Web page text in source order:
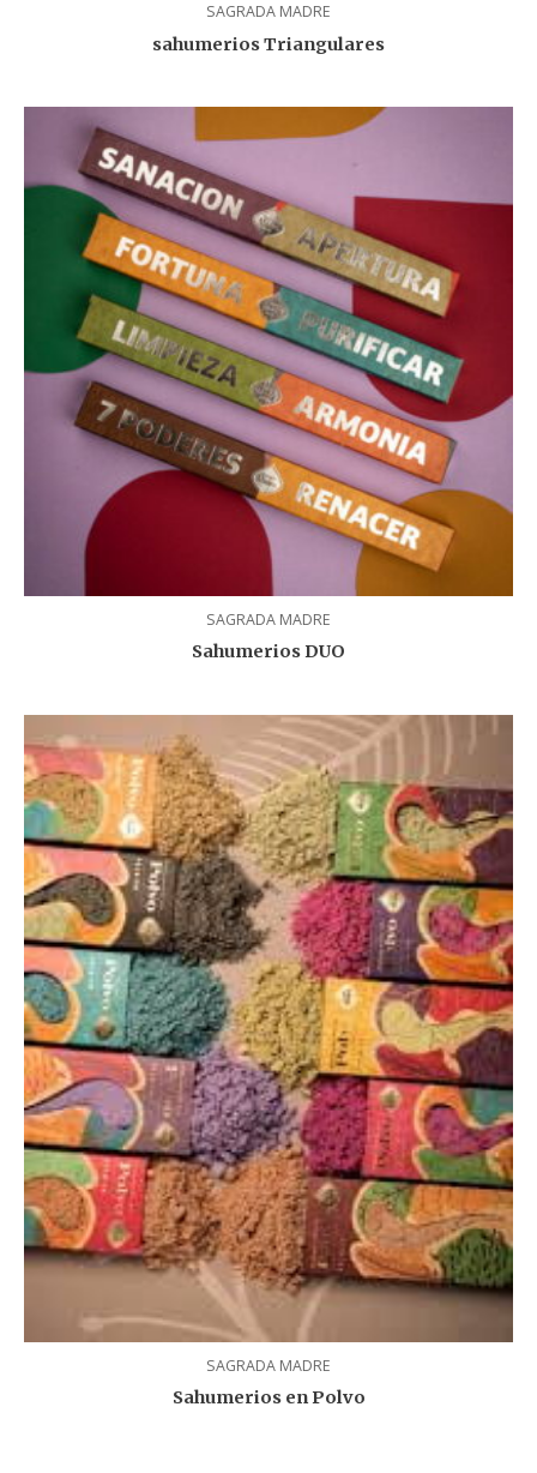
SAGRADA MADRE
sahumerios Triangulares
SAGRADA MADRE
Sahumerios DUO
SAGRADA MADRE
Sahumerios en Polvo